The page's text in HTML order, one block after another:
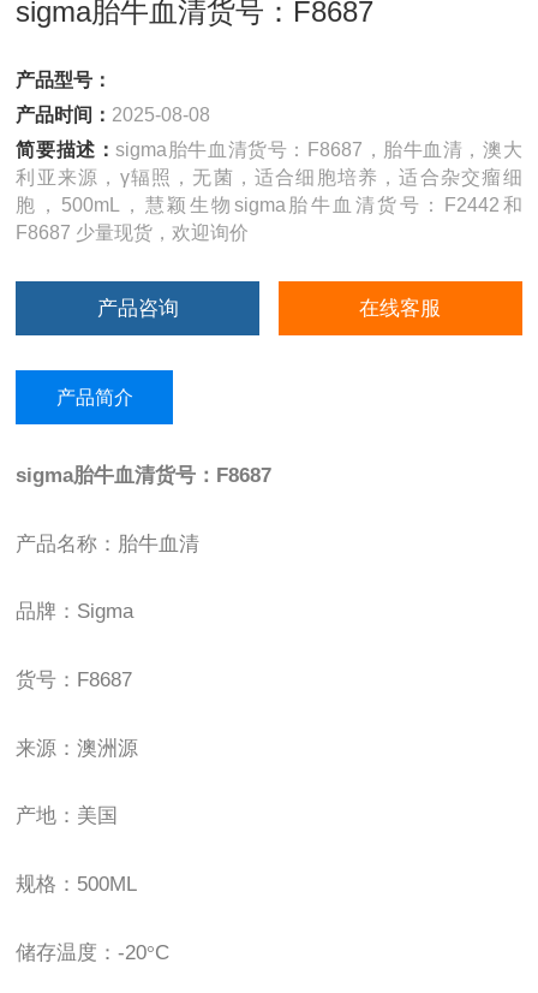
sigma胎牛血清货号：F8687
产品型号：
产品时间： 2025-08-08
简要描述：sigma胎牛血清货号：F8687，胎牛血清，澳大
利亚来源，γ辐照，无菌，适合细胞培养，适合杂交瘤细
胞，500mL，慧颖生物sigma胎牛血清货号：F2442和
F8687 少量现货，欢迎询价
产品咨询 在线客服
产品简介
sigma胎牛血清货号： F8687
产品名称：胎牛血清
品牌： Sigma
货号： F8687
来源：澳洲源
产地：美国
规格： 500ML
储存温度：-20°C